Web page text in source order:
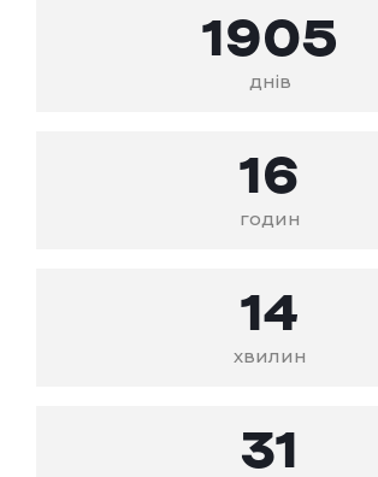
1905
днів
16
годин
14
хвилин
31